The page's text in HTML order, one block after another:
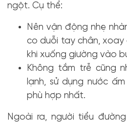
ngột. Cụ thể:
Nên vận động nhẹ
co duỗi tay chân,
khi xuống giường vào
Không tắm trễ cũng
lạnh, sử dụng nước
phù hợp nhất.
Ngoài ra, người tiểu